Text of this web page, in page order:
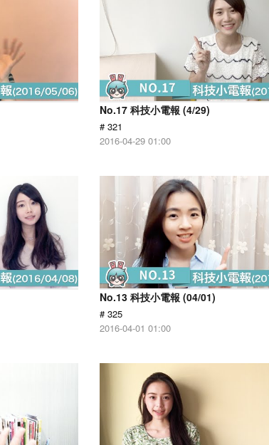
No.17 科技小電報 (4/29)
# 321
2016-04-29 01:00
No.13 科技小電報 (04/01)
# 325
2016-04-01 01:00